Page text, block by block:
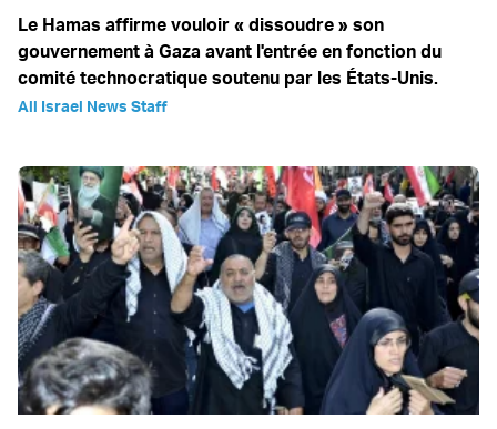
Le Hamas affirme vouloir « dissoudre » son
gouvernement à Gaza avant l'entrée en fonction du
comité technocratique soutenu par les États-Unis.
All Israel News Staff